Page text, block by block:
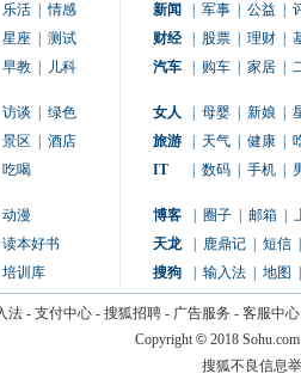
乐活
情感
星座
测试
早教 儿科
访谈
绿色
景区
酒店
吃喝
动漫
读本好书
培训库
新闻 军事 公益
财经
股票 理财
汽车
购车 家居
女人 母婴 新娘
旅游
天气 健康
IT
数码 手机
博客 圈子 邮箱
天龙
鹿鼎记 短信
搜狗
输入法 地图
法- 支付中心- 搜狐招聘- 广告服务 - 客服中心
Copyright © 2018
搜狐不良信息